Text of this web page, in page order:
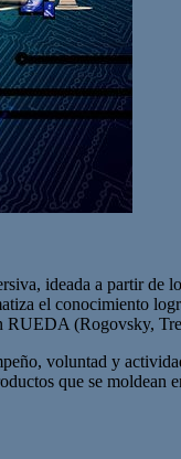
ideada a partir
el conocimiento
RUEDA (Rogovsky,
voluntad y
que se